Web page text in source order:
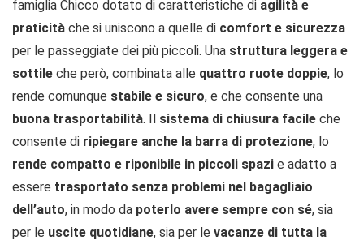
famiglia Chicco dotato di caratteristiche di agilità e
praticità che si uniscono a quelle di comfort e sicurezza
per le passeggiate dei più piccoli. Una struttura leggera e
sottile che però, combinata alle quattro ruote doppie, lo
rende comunque stabile e sicuro, e che consente una
buona trasportabilità. Il sistema di chiusura facile che
consente di ripiegare anche la barra di protezione, lo
rende compatto e riponibile in piccoli spazi e adatto a
essere trasportato senza problemi nel bagagliaio
dell’auto, in modo da poterlo avere sempre con sé, sia
per le uscite quotidiane, sia per le vacanze di tutta la